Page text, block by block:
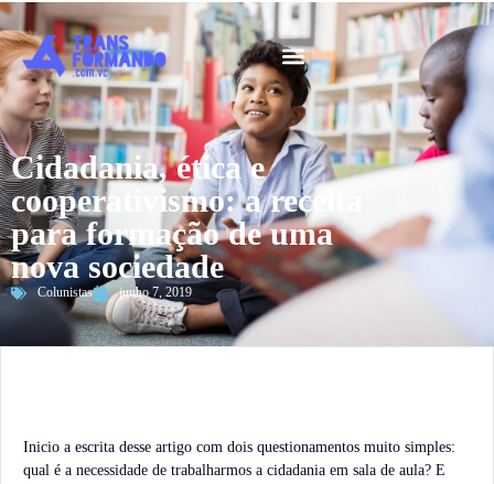
Cidadania, ética e
cooperativismo: a receita
para formação de uma
nova sociedade
Colunistas junho 7, 2019
Inicio a escrita desse artigo com dois questionamentos muito simples:
qual é a necessidade de trabalharmos a cidadania em sala de aula? E